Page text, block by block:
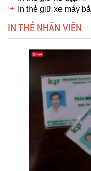
In thẻ giữ xe máy
IN THẺ NHÂN VIÊN